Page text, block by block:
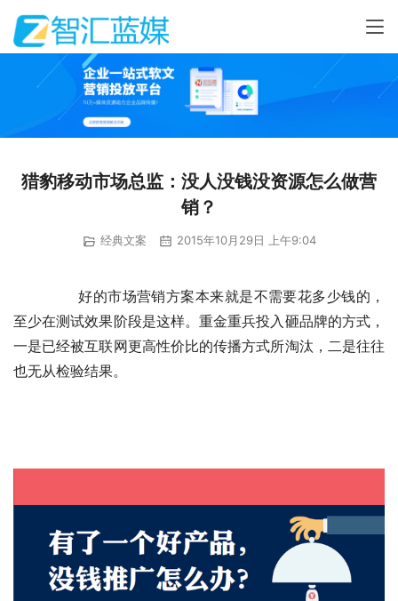
猎豹移动市场总监：没人没钱没资源怎么做营
销？
经典文案 2015年10月29日 上午9:04
至少在测试效果阶段是这样。重金重兵投入砸品牌的方式，
一是已经被互联网更高性价比的传播方式所淘汰，二是往往
也无从检验结果。